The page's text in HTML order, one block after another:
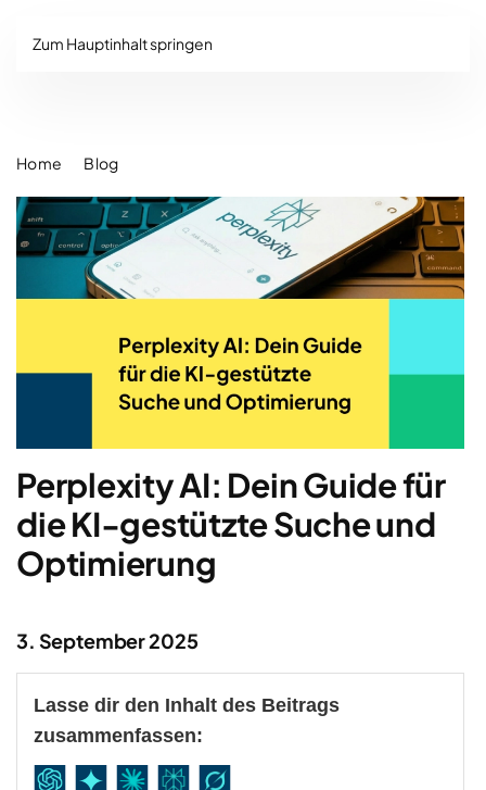
Zum Hauptinhalt springen
Home Blog
Perplexity AI: Dein Guide für
die KI-gestützte Suche und
Optimierung
3. September 2025
Lasse dir den Inhalt des Beitrags
zusammenfassen: